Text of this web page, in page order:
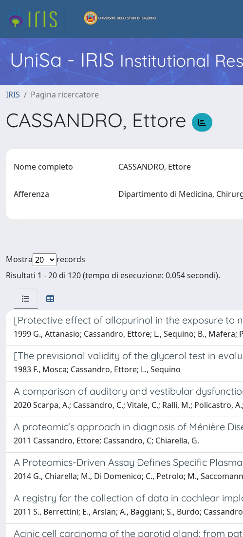
UniSa - IRIS Institutional
IRIS Pagina ricercatore
CASSANDRO, Ettore
Nome completo CASSANDRO, Ettore
Afferenza Dipartimento di Medicina,
Mostra
records
Risultati 1 - 20 di 120 (tempo di esecuzione: 0.054 secondi).
[Protective effect of allopurinol in the exposure to
1999 G., Attanasio; Cassandro, Ettore; L., Sequino; B., Mafera;
[The previsional validity of the glycerol test in
1983 F., Mosca; Cassandro, Ettore; L., Sequino
A comparison of auditory and vestibular
2020 Scarpa, A.; Cassandro, C.; Vitale, C.; Ralli, M.; Policastro,
A proteomic's approach in diagnosis of Ménière
2011 Cassandro, Ettore; Cassandro, C; Chiarella, G.
A Proteomics-Driven Assay Defines Specific
2014 G., Chiarella; M., Di Domenico; C., Petrolo; M.,
A registry for the collection of data in cochlear
2011 S., Berrettini; E., Arslan; A., Baggiani; S., Burdo;
Acinic cell carcinoma of the parotid gland: from